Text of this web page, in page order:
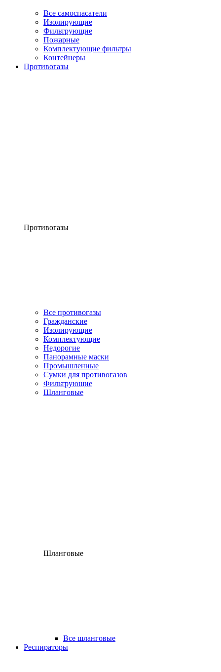
Все самоспасатели
Изолирующие
Фильтрующие
Пожарные
Комплектующие фильтры
Контейнеры
Противогазы
Противогазы
Все противогазы
Гражданские
Изолирующие
Комплектующие
Недорогие
Панорамные маски
Промышленные
Сумки для противогазов
Фильтрующие
Шланговые
Шланговые
Все шланговые
Респираторы